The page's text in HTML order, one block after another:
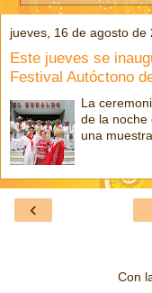
jueves, 16 de agosto de
Este jueves se
Festival Autóctono
La
de la noche
una
‹
Con